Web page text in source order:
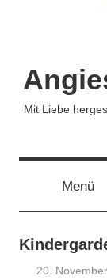
Mit Liebe
Menü
20.